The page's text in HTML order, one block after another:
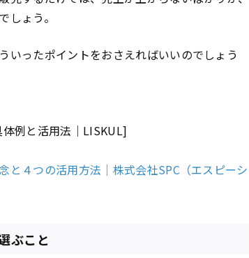
しょう。
いったポイントをおさえればいいのでしょう
例と活用法｜LISKUL]
と４つの活用方法｜株式会社SPC（エスピーシ
ぶこと